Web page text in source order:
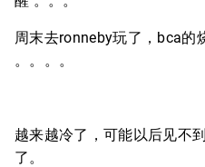
周末去ronneby玩了，bca的
。。。。
越来越冷了，可能以后见不
了。